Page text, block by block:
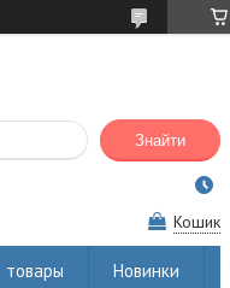
Знайти
Кошик
товары Новинки